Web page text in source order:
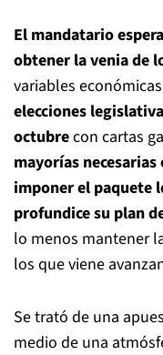
El mandatario
obtener la venia de
variables
elecciones
octubrecon cartas
mayorías
imponer el paquete
profundice su plan
lo menos mantener
los que viene
Se trató de una
medio de una